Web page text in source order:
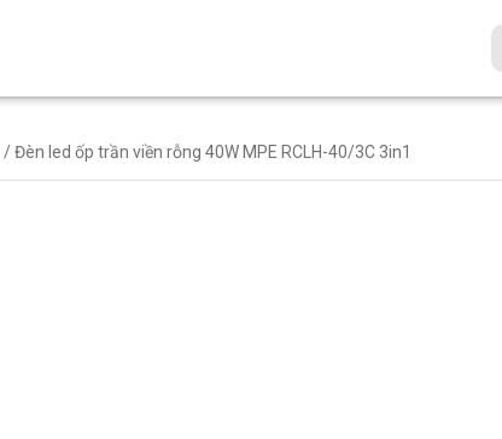
/ Đèn led ốp trần viền rỗng 40W MPE RCLH-40/3C 3in1